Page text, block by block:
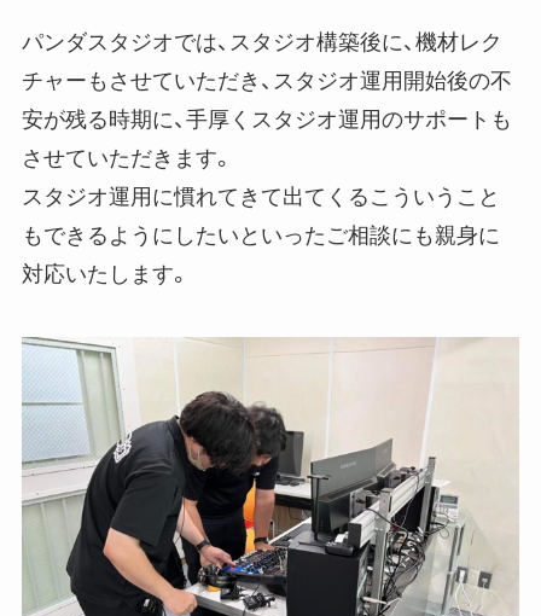
パンダスタジオでは、スタジオ構築後に、機材レク
チャーもさせていただき、スタジオ運用開始後の不
安が残る時期に、手厚くスタジオ運用のサポートも
させていただきます。
スタジオ運用に慣れてきて出てくるこういうこと
もできるようにしたいといったご相談にも親身に
対応いたします。